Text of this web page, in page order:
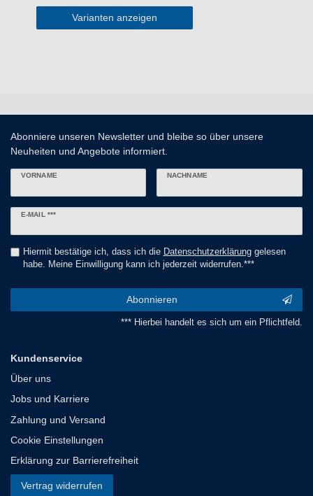
Varianten anzeigen
Abonniere unseren Newsletter und bleibe so über unsere
Neuheiten und Angebote informiert.
VORNAME NACHNAME
E-MAIL ***
Newsletter
Hiermit bestätige ich, dass ich die Daten­schutz­erklärunggelesen
habe. Meine Einwilligung kann ich jederzeit widerrufen.***
Abonnieren
*** Hierbei handelt es sich um ein Pflichtfeld.
Kundenservice
Über uns
Jobs und Karriere
Zahlung und Versand
Cookie Einstellungen
Erklärung zur Barrierefreiheit
Vertrag widerrufen